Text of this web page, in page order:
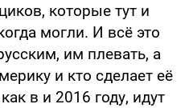
которые тут и
могли. И всё это
им плевать, а
и кто сделает её
в и 2016 году, идут